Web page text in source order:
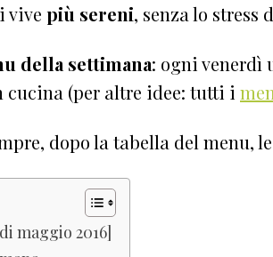
vive più sereni, senza lo stress
della settimana: ogni venerdì
cucina (per altre idee: tutti i
dopo la tabella del menu, le
maggio 2016]